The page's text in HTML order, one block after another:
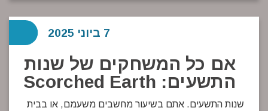
אם כל המשחקים של שנות
התשעים: Scorched Earth
שנות התשעים. אתם בשיעור מחשבים משעמם, או בבית
7 ביוני 2025